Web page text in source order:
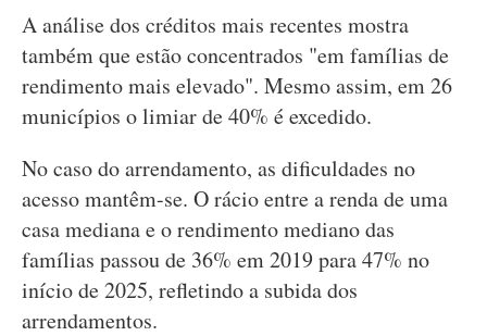
A análise dos créditos mais recentes mostra
também que estão concentrados "em famílias de
rendimento mais elevado". Mesmo assim, em 26
municípios o limiar de 40% é excedido.
No caso do arrendamento, as dificuldades no
acesso mantêm-se. O rácio entre a renda de uma
casa mediana e o rendimento mediano das
famílias passou de 36% em 2019 para 47% no
início de 2025, refletindo a subida dos
arrendamentos.